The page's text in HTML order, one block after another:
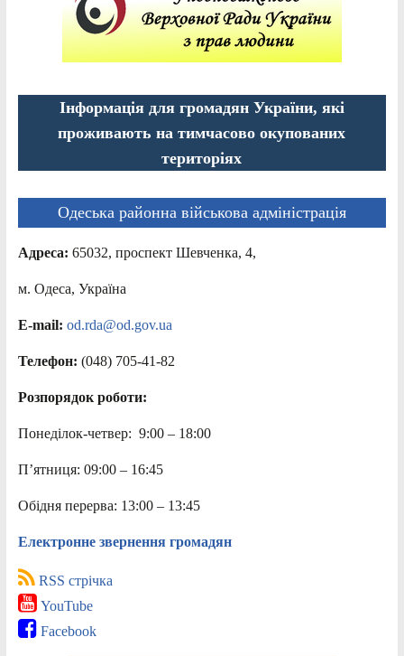
Інформація для громадян України, які
проживають на тимчасово окупованих
територіях
Одеська районна військова адміністрація
Адреса: 65032, проспект Шевченка, 4,
м. Одеса, Україна
E-mail: od.rda@od.gov.ua
Телефон: (048) 705-41-82
Розпорядок роботи:
Понеділок-четвер: 9:00 – 18:00
П’ятниця: 09:00 – 16:45
Обідня перерва: 13:00 – 13:45
Електронне звернення громадян
RSS стрічка
YouTube
Facebook